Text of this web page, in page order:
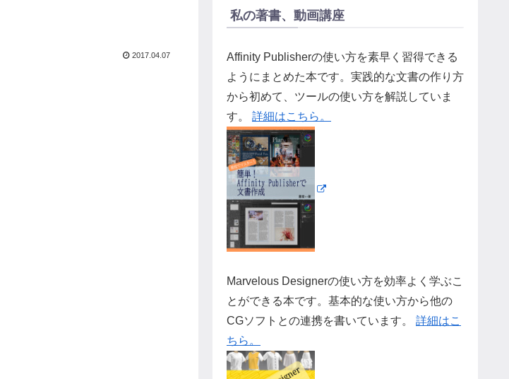
2017.04.07
私の著書、動画講座
Affinity Publisherの使い方を素早く習得できる
ようにまとめた本です。実践的な文書の作り方
から初めて、ツールの使い方を解説していま
す。 詳細はこちら。
Marvelous Designerの使い方を効率よく学ぶこ
とができる本です。基本的な使い方から他の
CGソフトとの連携を書いています。 詳細はこ
ちら。